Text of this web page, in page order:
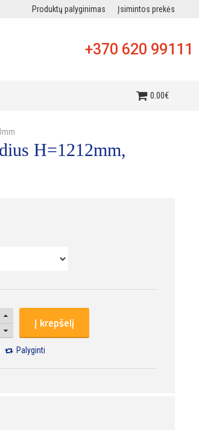
Produktų palyginimas Įsimintos prekės
+370 620 99111
0.00€
H=1212mm,
Į krepšelį
Palyginti